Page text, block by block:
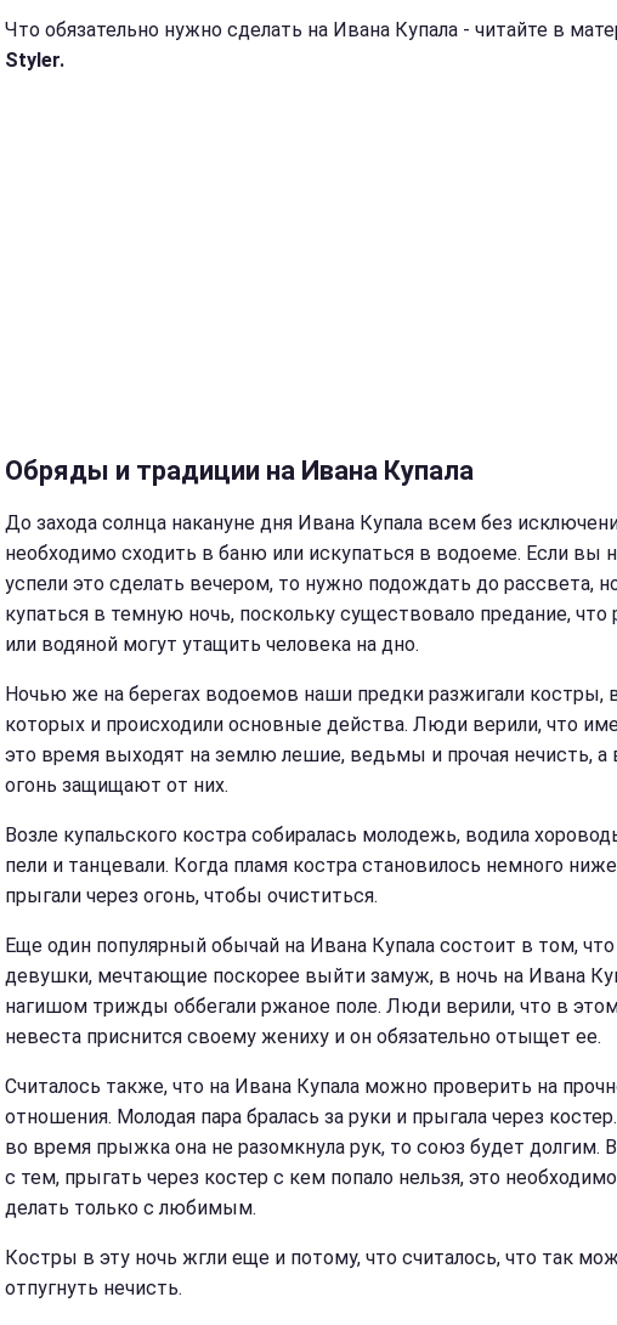
Что обязательно нужно сделать на Ивана Купала - читайте в
Styler.
Обряды и традиции на Ивана Купала
До захода солнца накануне дня Ивана Купала всем без
необходимо сходить в баню или искупаться в водоеме. Если вы
успели это сделать вечером, то нужно подождать до рассвета,
купаться в темную ночь, поскольку существовало предание, что
или водяной могут утащить человека на дно.
Ночью же на берегах водоемов наши предки разжигали костры,
которых и происходили основные действа. Люди верили, что
это время выходят на землю лешие, ведьмы и прочая нечисть, а
огонь защищают от них.
Возле купальского костра собиралась молодежь, водила
пели и танцевали. Когда пламя костра становилось немного
прыгали через огонь, чтобы очиститься.
Еще один популярный обычай на Ивана Купала состоит в том, что
девушки, мечтающие поскорее выйти замуж, в ночь на Ивана
нагишом трижды оббегали ржаное поле. Люди верили, что в
невеста приснится своему жениху и он обязательно отыщет ее.
Считалось также, что на Ивана Купала можно проверить на
отношения. Молодая пара бралась за руки и прыгала через
во время прыжка она не разомкнула рук, то союз будет долгим.
с тем, прыгать через костер с кем попало нельзя, это необходимо
делать только с любимым.
Костры в эту ночь жгли еще и потому, что считалось, что так
отпугнуть нечисть.